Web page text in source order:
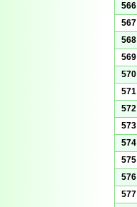
566
567
568
569
570
571
572
573
574
575
576
577